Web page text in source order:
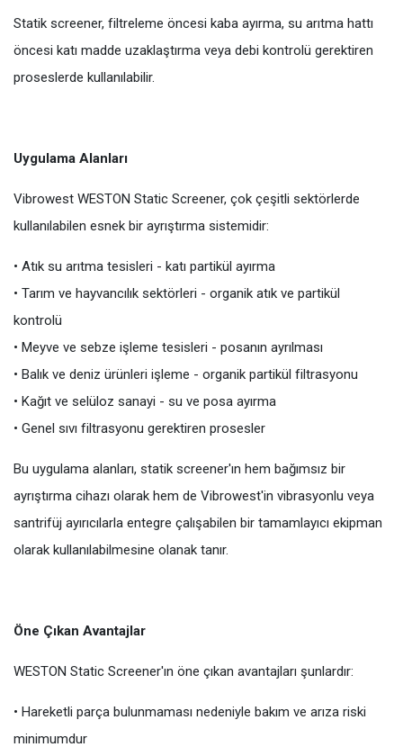
Statik screener, filtreleme öncesi kaba ayırma, su arıtma hattı
öncesi katı madde uzaklaştırma veya debi kontrolü gerektiren
proseslerde kullanılabilir.
Uygulama Alanları
Vibrowest WESTON Static Screener, çok çeşitli sektörlerde
kullanılabilen esnek bir ayrıştırma sistemidir:
• Atık su arıtma tesisleri - katı partikül ayırma
• Tarım ve hayvancılık sektörleri - organik atık ve partikül
kontrolü
• Meyve ve sebze işleme tesisleri - posanın ayrılması
• Balık ve deniz ürünleri işleme - organik partikül filtrasyonu
• Kağıt ve selüloz sanayi - su ve posa ayırma
• Genel sıvı filtrasyonu gerektiren prosesler
Bu uygulama alanları, statik screener'ın hem bağımsız bir
ayrıştırma cihazı olarak hem de Vibrowest'in vibrasyonlu veya
santrifüj ayırıcılarla entegre çalışabilen bir tamamlayıcı ekipman
olarak kullanılabilmesine olanak tanır.
Öne Çıkan Avantajlar
WESTON Static Screener'ın öne çıkan avantajları şunlardır:
• Hareketli parça bulunmaması nedeniyle bakım ve arıza riski
minimumdur